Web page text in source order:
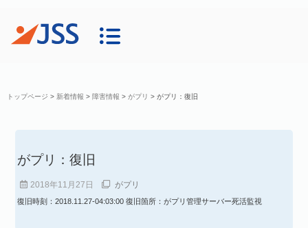
トップページ > 新着情報 > 障害情報 > がプリ > がプリ：復旧
がプリ：復旧
2018年11月27日 がプリ
復旧時刻：2018.11.27-04:03:00 復旧箇所：がプリ管理サーバー死活監視